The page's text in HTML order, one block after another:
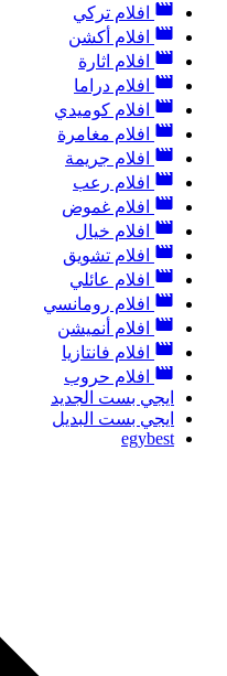
افلام تركي
افلام أكشن
افلام اثارة
افلام دراما
افلام كوميدي
افلام مغامرة
افلام جريمة
افلام رعب
افلام غموض
افلام خيال
افلام تشويق
افلام عائلي
افلام رومانسي
افلام أنميشن
افلام فانتازيا
افلام حروب
ايجي بست الجديد
ايجي بست البديل
egybest